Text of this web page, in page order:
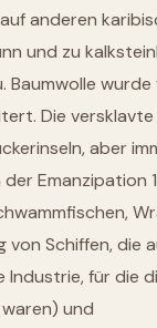
anderen
und zu
wurde
Die versklavte
aber
Emanzipation
Schiffen, die
für die
und